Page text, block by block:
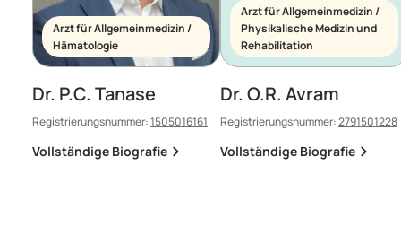
Arzt für Allgemeinmedizin /
Hämatologie
Dr. P.C. Tanase
Registrierungsnummer:1505016161
Vollständige Biografie
Arzt für Allgemeinmedizin /
Physikalische Medizin und
Rehabilitation
Dr. O.R. Avram
Registrierungsnummer:2791501228
Vollständige Biografie